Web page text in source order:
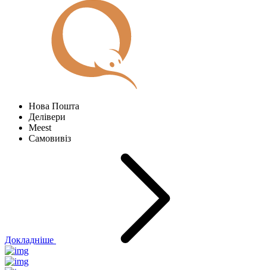
Нова Пошта
Делівери
Meest
Самовивіз
Докладніше